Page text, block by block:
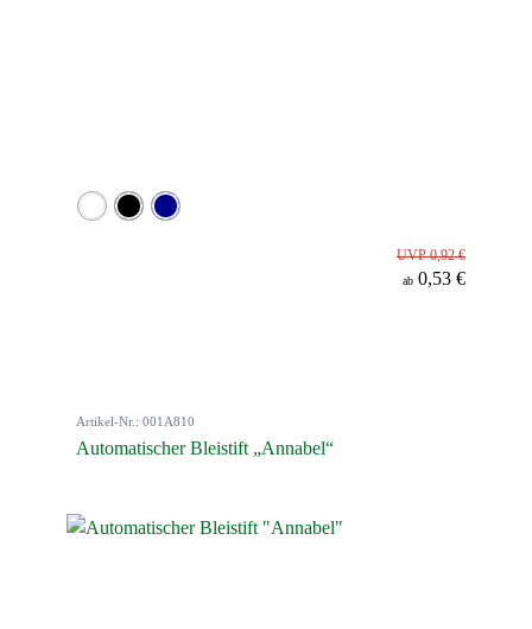
UVP 0,92 €
ab 0,53 €
Artikel-Nr.: 001A810
Automatischer Bleistift „Annabel“